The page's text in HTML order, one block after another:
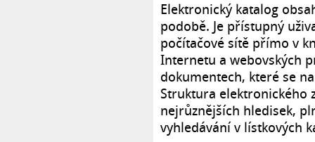
Elektronický katalog
podobě. Je přístupný
počítačové sítě přímo v
Internetu a webovských
dokumentech, které se
Struktura elektronického
nejrůznějších hledisek,
vyhledávání v lístkových